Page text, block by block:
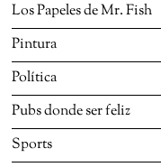
Los Papeles de Mr. Fish
Pintura
Política
Pubs donde ser feliz
Sports